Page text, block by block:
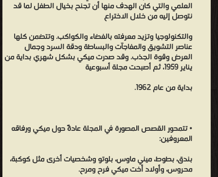
العلمي والتي كان الهدف منها أن تجنح بخيال الطفل لما قد
نتوصل إليه من خلال الاختراع
والتكنولوجيا وتزيد معرفته بالفضاء والكواكب. وتتضمن كلها
عناصر التشويق والمفاجآت والبساطة ودقة السرد وجمال
العرض وقوة الجذب. وقد صدرت ميكي بشكل شهري بداية من
يناير 1959، ثم أصبحت مجلة أسبوعية
بداية من عام 1962.
• تتمحور القصص المصورة في المجلة عادةً حول ميكي ورفاقه
المعروفين:
بندق، بطوط، ميني ماوس، بلوتو وشخصيات أخرى مثل كوكبة،
محروس، وأولاد أخت ميكي فرح ومرح.